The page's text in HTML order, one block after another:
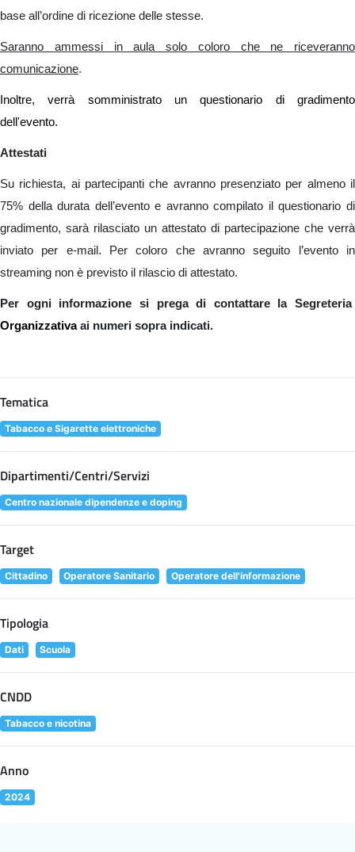
base all’ordine di ricezione delle stesse.
Saranno ammessi in aula solo coloro che ne riceveranno
comunicazione.
Inoltre, verrà somministrato un questionario di gradimento
dell'evento.
Attestati
Su richiesta, ai partecipanti che avranno presenziato per almeno il
75% della durata dell’evento e avranno compilato il questionario di
gradimento, sarà rilasciato un attestato di partecipazione che verrà
inviato per e-mail. Per coloro che avranno seguito l’evento in
streaming non è previsto il rilascio di attestato.
Per ogni informazione si prega di contattare la Segreteria
Organizzativaai numeri sopra indicati.
Tematica
Tabacco e Sigarette elettroniche
Dipartimenti/Centri/Servizi
Centro nazionale dipendenze e doping
Target
Cittadino Operatore Sanitario Operatore dell'informazione
Tipologia
Dati Scuola
CNDD
Tabacco e nicotina
Anno
2024